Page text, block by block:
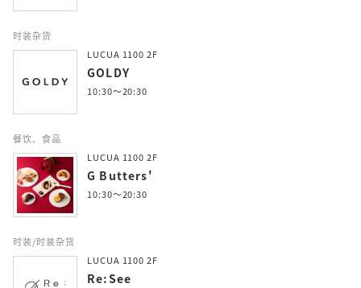
时装杂货
LUCUA 1100 2F
GOLDY
10:30～20:30
餐饮、食品
LUCUA 1100 2F
G Butters'
10:30～20:30
时装/时装杂货
LUCUA 1100 2F
Re:See